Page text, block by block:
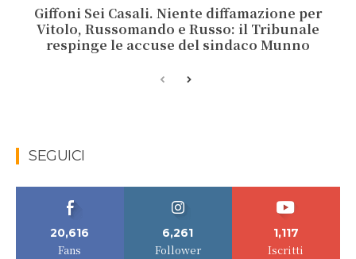
Giffoni Sei Casali. Niente diffamazione per
Vitolo, Russomando e Russo: il Tribunale
respinge le accuse del sindaco Munno
SEGUICI
20,616
Fans
6,261
Follower
1,117
Iscritti